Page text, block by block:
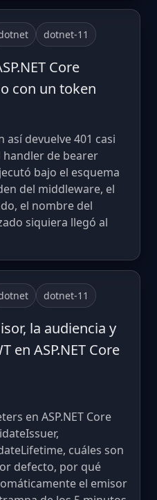
dotnet-11
Core
con un token
devuelve 401 casi
de bearer
bajo el esquema
del middleware, el
el nombre del
siquiera llegó al
dotnet-11
la audiencia y
en ASP.NET Core
en ASP.NET Core
cuáles son
defecto, por qué
el emisor